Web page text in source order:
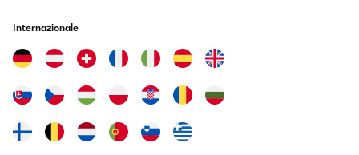
Internazionale